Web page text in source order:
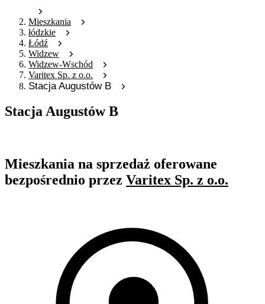
Mieszkania
łódzkie
Łódź
Widzew
Widzew-Wschód
Varitex Sp. z o.o.
Stacja Augustów B
Stacja Augustów B
Mieszkania na sprzedaż oferowane
bezpośrednio przez Varitex Sp. z o.o.